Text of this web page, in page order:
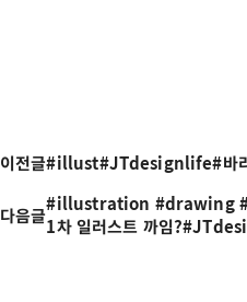
이전글#illust#JTdesignlife#바
다음글#illustration #drawing #
1차 일러스트 까임